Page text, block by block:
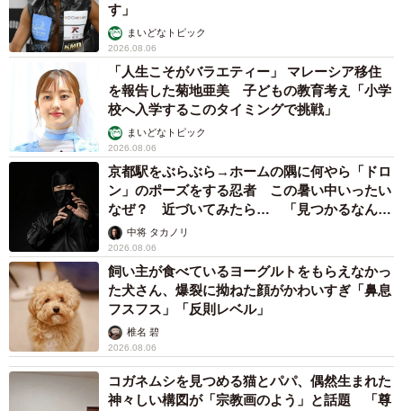
す」
まいどなトピック
2026.08.06
「人生こそがバラエティー」 マレーシア移住
を報告した菊地亜美 子どもの教育考え「小学
校へ入学するこのタイミングで挑戦」
まいどなトピック
2026.08.06
京都駅をぶらぶら→ホームの隅に何やら「ドロ
ン」のポーズをする忍者 この暑い中いったい
なぜ？ 近づいてみたら… 「見つかるなんて
未熟」中将 タカノリ
2026.08.06
飼い主が食べているヨーグルトをもらえなかっ
た犬さん、爆裂に拗ねた顔がかわいすぎ「鼻息
フスフス」「反則レベル」
椎名 碧
2026.08.06
コガネムシを見つめる猫とパパ、偶然生まれた
神々しい構図が「宗教画のよう」と話題 「尊